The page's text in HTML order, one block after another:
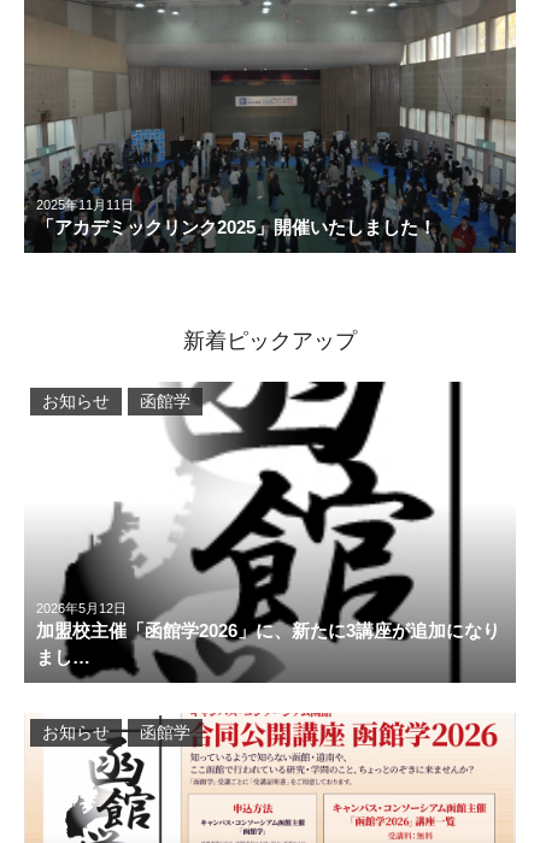
2025年11月11日
「アカデミックリンク2025」開催いたしました！
新着ピックアップ
2026年5月12日
加盟校主催「函館学2026」に、新たに3講座が追加になり
まし…
お知らせ 函館学
お知らせ 函館学